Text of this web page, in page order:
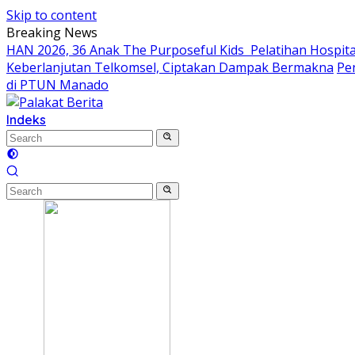
Skip to content
Breaking News
HAN 2026, 36 Anak The Purposeful Kids Pelatihan
Keberlanjutan Telkomsel, Ciptakan Dampak Bermakna
di PTUN Manado
Indeks